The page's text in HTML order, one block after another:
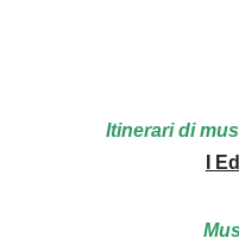
Itinerari di
I